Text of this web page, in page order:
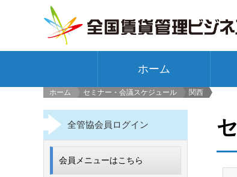
ホーム
ホーム
セミナー・会議スケジュール
関西
全管協会員ログイン
会員メニューはこちら